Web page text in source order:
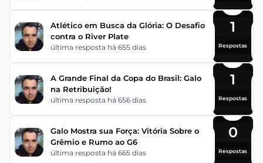
Atlético em Busca da Glória: O Desafio
contra o River Plate
última resposta há 655 dias
1
Respostas
A Grande Final da Copa do Brasil: Galo
na Retribuição!
última resposta há 656 dias
1
Respostas
Galo Mostra sua Força: Vitória Sobre o
Grêmio e Rumo ao G6
última resposta há 665 dias
0
Respostas